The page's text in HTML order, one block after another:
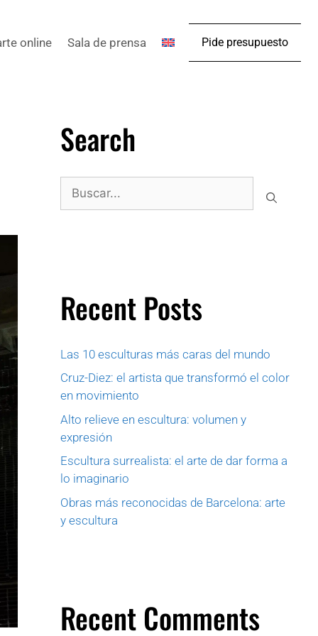
online Sala de prensa Pide presupuesto
Search
Recent Posts
Las 10 esculturas más caras del mundo
Cruz-Diez: el artista que transformó el color
en movimiento
Alto relieve en escultura: volumen y
expresión
Escultura surrealista: el arte de dar forma a
lo imaginario
Obras más reconocidas de Barcelona: arte
y escultura
Recent Comments